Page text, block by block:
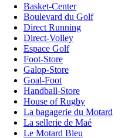
Basket-Center
Boulevard du Golf
Direct Running
Direct-Volley
Espace Golf
Foot-Store
Galop-Store
Goal-Foot
Handball-Store
House of Rugby
La bagagerie du Motard
La sellerie de Maé
Le Motard Bleu